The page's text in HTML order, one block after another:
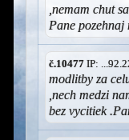
,nemam chut
Pane
č.10477 IP:
modlitby za
,nech medzi
bez vycitiek